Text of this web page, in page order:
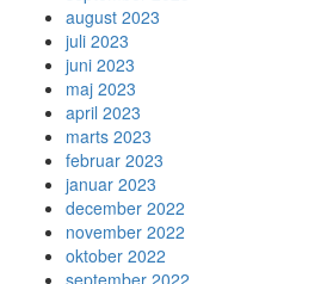
august 2023
juli 2023
juni 2023
maj 2023
april 2023
marts 2023
februar 2023
januar 2023
december 2022
november 2022
oktober 2022
september 2022